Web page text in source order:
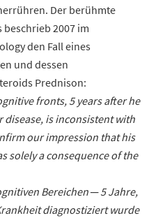
Der berühmte
2007 im
den Fall eines
und dessen
Prednison:
fronts, 5 years after he
disease, is inconsistent with
our impression that his
solely a consequence of the
Bereichen ─ 5 Jahre,
diagnostiziert wurde